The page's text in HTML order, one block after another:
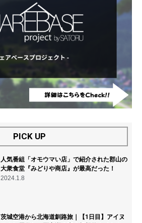
PICK UP
人気番組「オモウマい店」で紹介された郡山の
大衆食堂『みどりや商店』が最高だった！
2024.1.8
茨城空港から北海道釧路旅｜【1日目】アイヌ